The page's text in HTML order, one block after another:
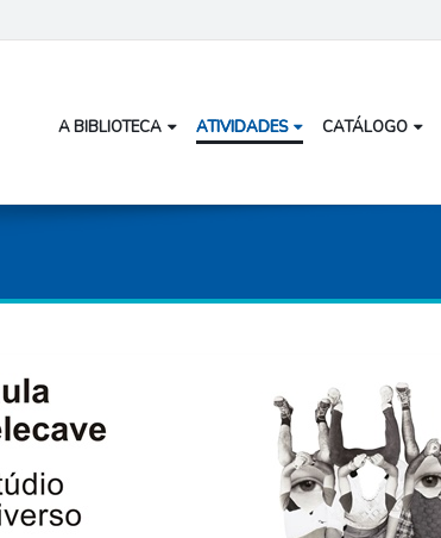
A BIBLIOTECA ATIVIDADES CATÁLOGO